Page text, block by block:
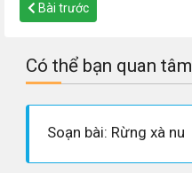
Bài trước
Có thể bạn quan tâm
Soạn bài: Rừng xà nu